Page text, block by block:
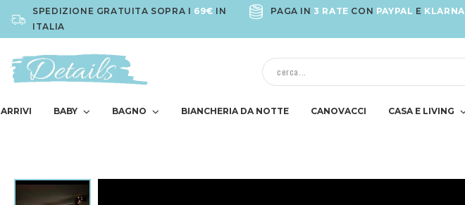
SPEDIZIONE GRATUITA SOPRA I 69€ IN
ITALIA
PAGA IN 3 RATE CON PAYPAL E KLARNA
BABY BAGNO BIANCHERIA DA NOTTE CANOVACCI CASA E LIVING